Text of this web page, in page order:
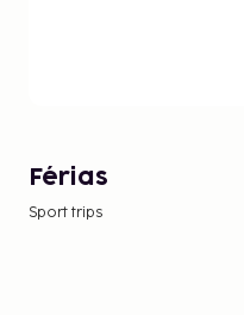
Férias
Sport trips